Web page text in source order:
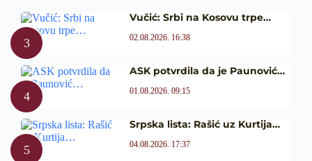
Vučić: Srbi na Kosovu trpe…
02.08.2026. 16:38
ASK potvrdila da je Paunović…
01.08.2026. 09:15
Srpska lista: Rašić uz Kurtija…
04.08.2026. 17:37